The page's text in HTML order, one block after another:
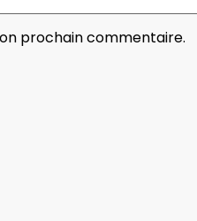
prochain commentaire.